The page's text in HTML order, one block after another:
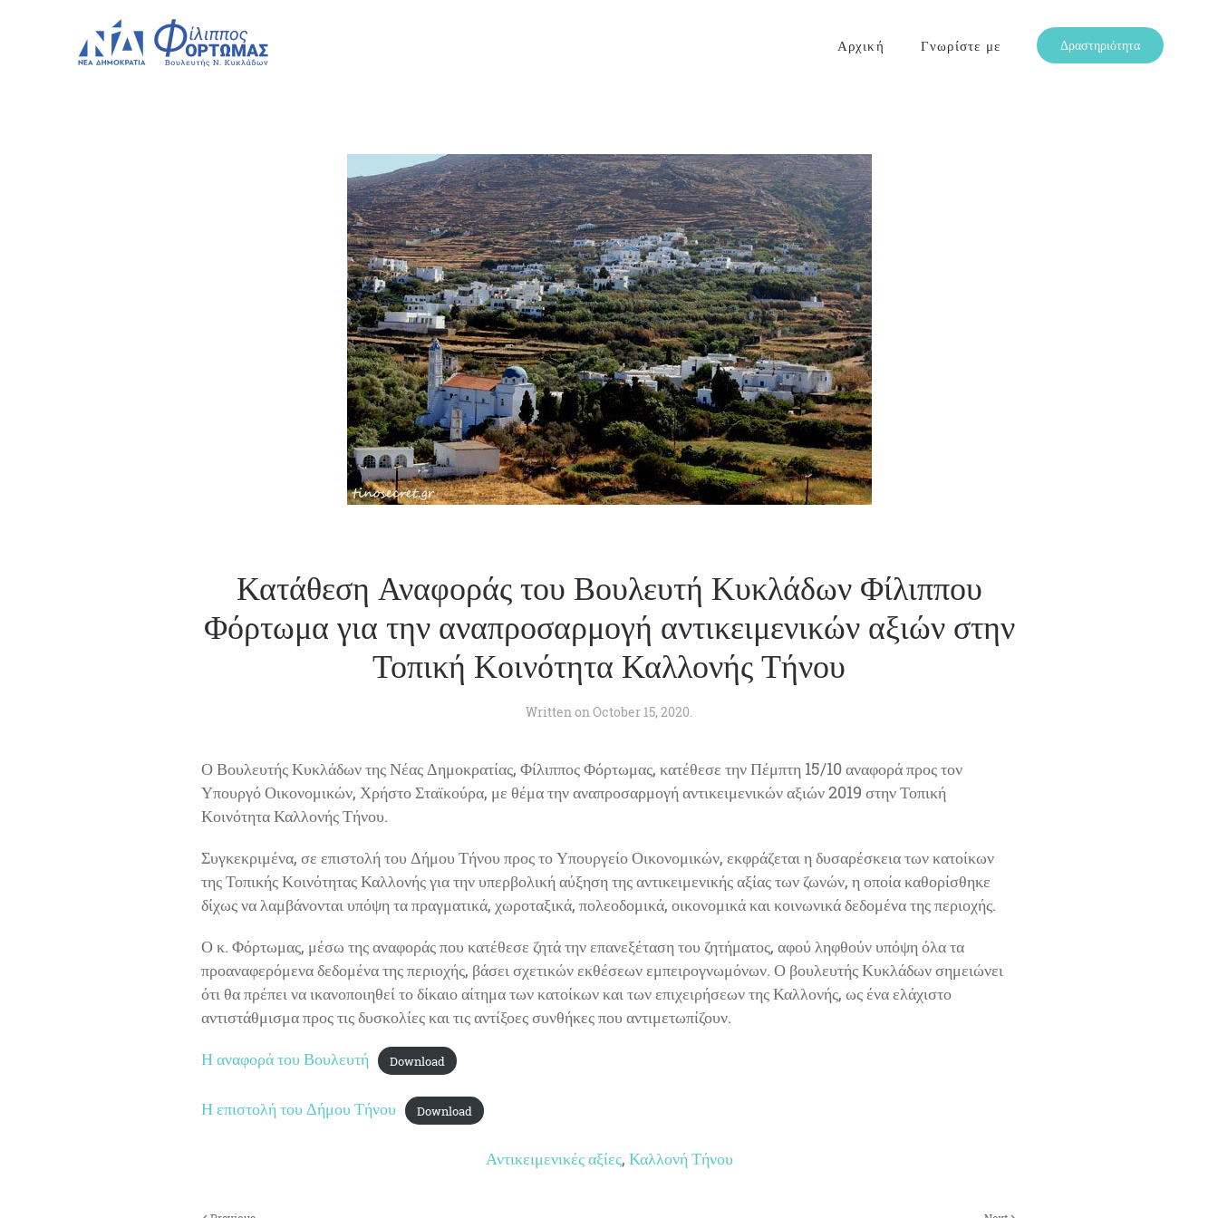
Αρχική Γνωρίστε με Δραστηριότητα
Κατάθεση Αναφοράς του Βουλευτή Κυκλάδων Φίλιππου
Φόρτωμα για την αναπροσαρμογή αντικειμενικών αξιών στην
Τοπική Κοινότητα Καλλονής Τήνου
Written onOctober 15, 2020.
Ο Βουλευτής Κυκλάδων της Νέας Δημοκρατίας, Φίλιππος Φόρτωμας, κατέθεσε την Πέμπτη 15/10 αναφορά προς τον
Υπουργό Οικονομικών, Χρήστο Σταϊκούρα, με θέμα την αναπροσαρμογή αντικειμενικών αξιών 2019 στην Τοπική
Κοινότητα Καλλονής Τήνου.
Συγκεκριμένα, σε επιστολή του Δήμου Τήνου προς το Υπουργείο Οικονομικών, εκφράζεται η δυσαρέσκεια των κατοίκων
της Τοπικής Κοινότητας Καλλονής για την υπερβολική αύξηση της αντικειμενικής αξίας των ζωνών, η οποία καθορίσθηκε
δίχως να λαμβάνονται υπόψη τα πραγματικά, χωροταξικά, πολεοδομικά, οικονομικά και κοινωνικά δεδομένα της περιοχής.
Ο κ. Φόρτωμας, μέσω της αναφοράς που κατέθεσε ζητά την επανεξέταση του ζητήματος, αφού ληφθούν υπόψη όλα τα
προαναφερόμενα δεδομένα της περιοχής, βάσει σχετικών εκθέσεων εμπειρογνωμόνων. Ο βουλευτής Κυκλάδων σημειώνει
ότι θα πρέπει να ικανοποιηθεί το δίκαιο αίτημα των κατοίκων και των επιχειρήσεων της Καλλονής, ως ένα ελάχιστο
αντιστάθμισμα προς τις δυσκολίες και τις αντίξοες συνθήκες που αντιμετωπίζουν.
Η αναφορά του Βουλευτή
Download
Η επιστολή του Δήμου Τήνου Download
Αντικειμενικές αξίες, Καλλονή Τήνου